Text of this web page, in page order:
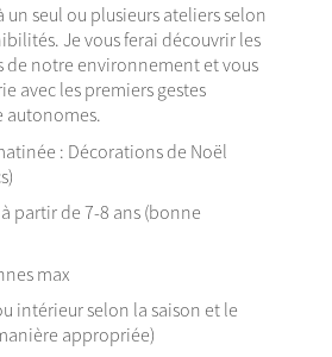
un seul ou plusieurs ateliers selon
Je vous ferai découvrir les
de notre environnement et vous
avec les premiers gestes
autonomes.
: Décorations de Noël
partir de 7-8 ans (bonne
max
intérieur selon la saison et le
appropriée)